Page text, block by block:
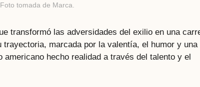
tomada de Marca.
transformó las adversidades del exilio en una
marcada por la valentía, el humor y una
hecho realidad a través del talento y el